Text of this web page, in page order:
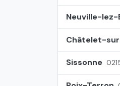
Neuville-lez-
Châtelet-
Sissonne